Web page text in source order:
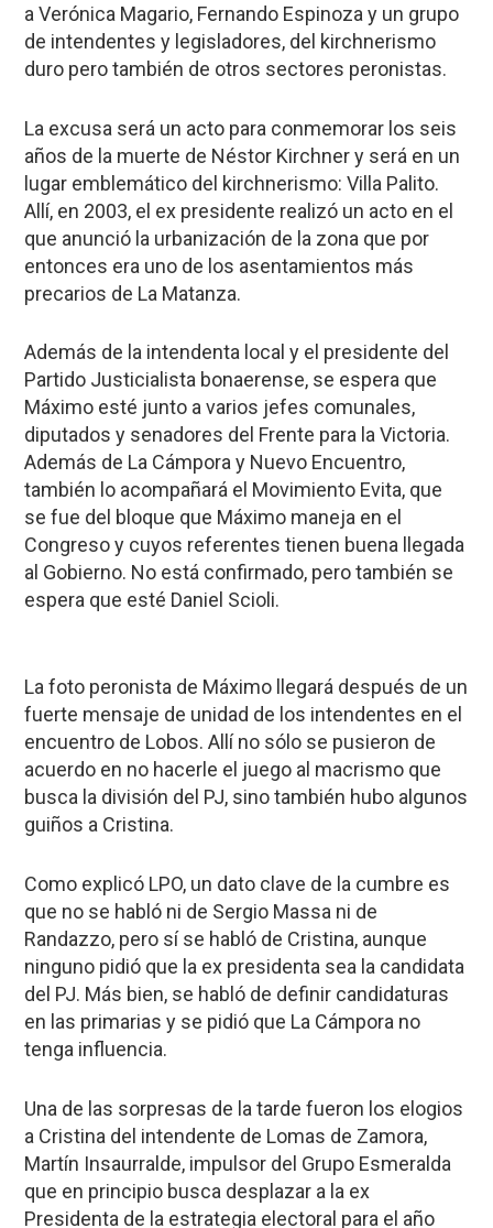
a Verónica Magario, Fernando Espinoza y un grupo
de intendentes y legisladores, del kirchnerismo
duro pero también de otros sectores peronistas.
La excusa será un acto para conmemorar los seis
años de la muerte de Néstor Kirchner y será en un
lugar emblemático del kirchnerismo: Villa Palito.
Allí, en 2003, el ex presidente realizó un acto en el
que anunció la urbanización de la zona que por
entonces era uno de los asentamientos más
precarios de La Matanza.
Además de la intendenta local y el presidente del
Partido Justicialista bonaerense, se espera que
Máximo esté junto a varios jefes comunales,
diputados y senadores del Frente para la Victoria.
Además de La Cámpora y Nuevo Encuentro,
también lo acompañará el Movimiento Evita, que
se fue del bloque que Máximo maneja en el
Congreso y cuyos referentes tienen buena llegada
al Gobierno. No está confirmado, pero también se
espera que esté Daniel Scioli.
La foto peronista de Máximo llegará después de un
fuerte mensaje de unidad de los intendentes en el
encuentro de Lobos. Allí no sólo se pusieron de
acuerdo en no hacerle el juego al macrismo que
busca la división del PJ, sino también hubo algunos
guiños a Cristina.
Como explicó LPO, un dato clave de la cumbre es
que no se habló ni de Sergio Massa ni de
Randazzo, pero sí se habló de Cristina, aunque
ninguno pidió que la ex presidenta sea la candidata
del PJ. Más bien, se habló de definir candidaturas
en las primarias y se pidió que La Cámpora no
tenga influencia.
Una de las sorpresas de la tarde fueron los elogios
a Cristina del intendente de Lomas de Zamora,
Martín Insaurralde, impulsor del Grupo Esmeralda
que en principio busca desplazar a la ex
Presidenta de la estrategia electoral para el año